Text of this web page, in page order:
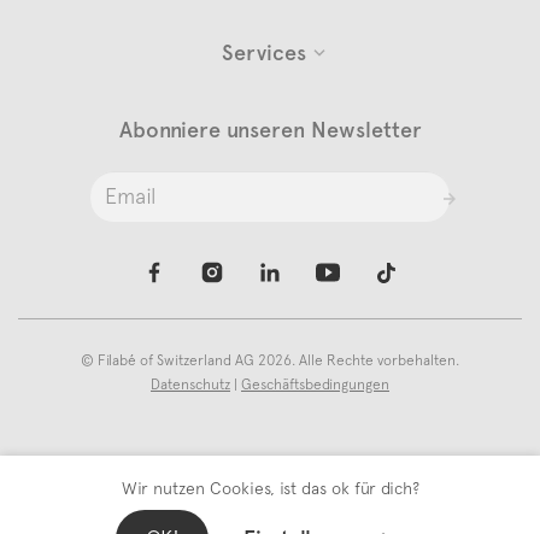
Wir nutzen Cookies, ist das ok für dich?
Services
Abonniere unseren Newsletter
© Filabé of Switzerland AG 2026. Alle Rechte vorbehalten.
Datenschutz
Geschäftsbedingungen